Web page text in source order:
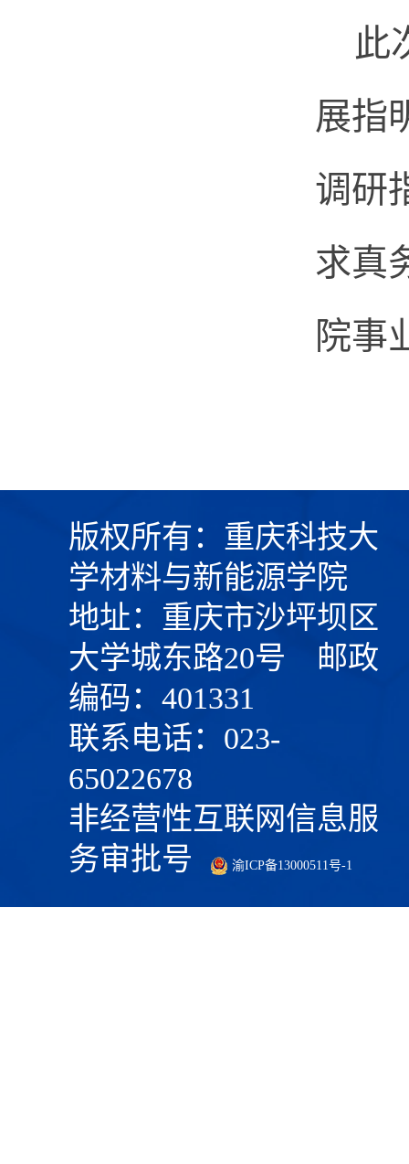
此
展指
调研
求真
院事
版权所有：重庆科技大
学材料与新能源学院
地址：重庆市沙坪坝区
大学城东路20号 邮政
编码：401331
联系电话：023-
65022678
非经营性互联网信息服
务审批号
渝ICP备13000511号-1